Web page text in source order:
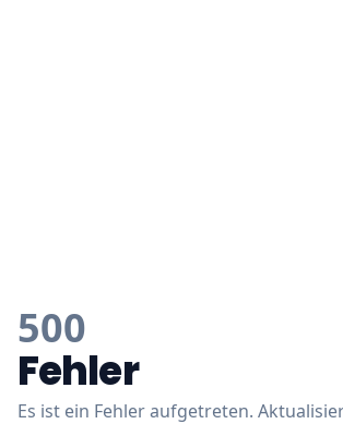
500
Fehler
Es ist ein Fehler aufgetreten.